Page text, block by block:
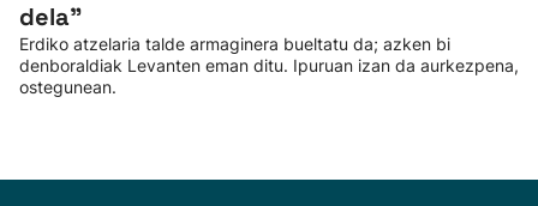
dela”
Erdiko atzelaria talde armaginera bueltatu da; azken bi
denboraldiak Levanten eman ditu. Ipuruan izan da aurkezpena,
ostegunean.